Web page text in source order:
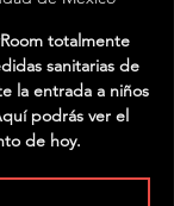
totalmente
sanitarias de
la entrada a niños
podrás ver el
de hoy.